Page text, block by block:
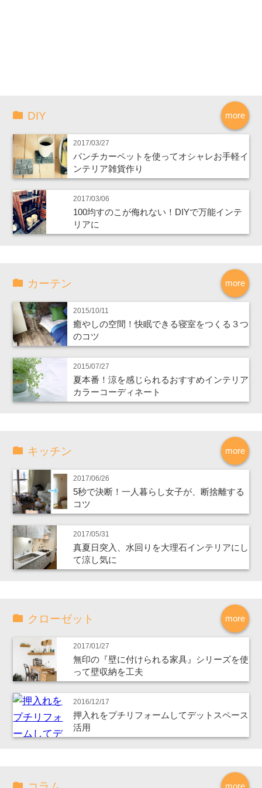
more
DIY
2017/03/27
パンチカーペットを使ってオシャレお手軽イ
ンテリア雑貨作り
2017/03/06
100均すのこが侮れない！DIYで万能インテ
リアに
more
カーテン
2015/10/11
癒やしの空間！快眠できる寝室をつくる３つ
のコツ
2015/07/27
夏本番！涼を感じられるおすすめインテリア
カラーコーディネート
more
キッチン
2017/06/26
5秒で決断！一人暮らし女子が、断捨離する
コツ
2017/05/31
真夏日突入、水回りを大理石インテリアにし
て涼し気に
more
クローゼット
2017/01/27
無印の『壁に付けられる家具』シリーズを使
って壁収納を工夫
2016/12/17
押入れをプチリフォームしてデットスペース
活用
more